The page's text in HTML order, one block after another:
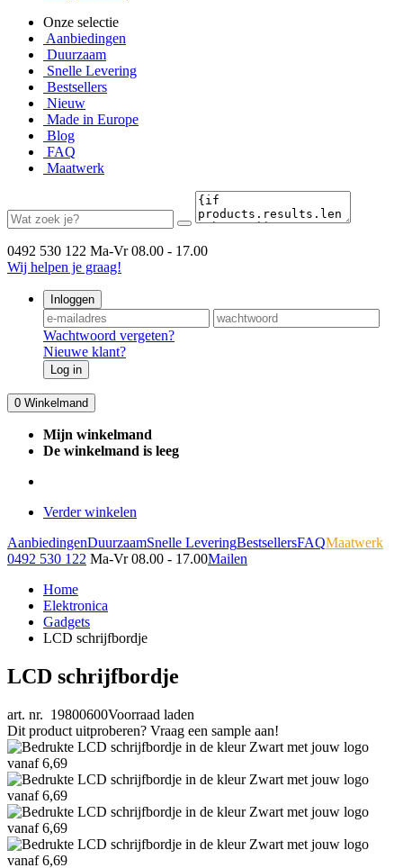
Onze selectie
Aanbiedingen
Duurzaam
Snelle Levering
Bestsellers
Nieuw
Made in Europe
Blog
FAQ
Maatwerk
0492 530 122 Ma-Vr 08.00 - 17.00
Wij helpen je graag!
Inloggen
Wachtwoord vergeten?
Nieuwe klant?
Log in
0 Winkelmand
Mijn winkelmand
De winkelmand is leeg
Verder winkelen
AanbiedingenDuurzaamSnelle LeveringBestsellersFAQMaatwerk
0492 530 122 Ma-Vr 08.00 - 17.00Mailen
Home
Elektronica
Gadgets
LCD schrijfbordje
LCD schrijfbordje
art. nr. 19800600Voorraad laden
Dit product uitproberen? Vraag een sample aan!